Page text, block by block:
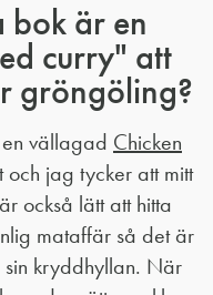
bok är en
curry" att
gröngöling?
vällagad Chicken
och jag tycker att mitt
också lätt att hitta
mataffär så det är
kryddhyllan. När